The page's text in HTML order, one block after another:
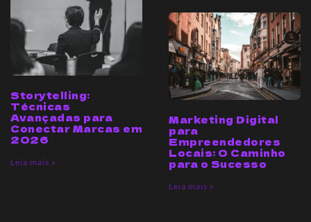
Storytelling:
Técnicas
Avançadas para
Conectar Marcas em
2026
Leia mais »
Marketing Digital
para
Empreendedores
Locais: O Caminho
para o Sucesso
Leia mais »